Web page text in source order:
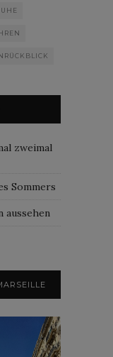
zweimal
Sommers
aussehen